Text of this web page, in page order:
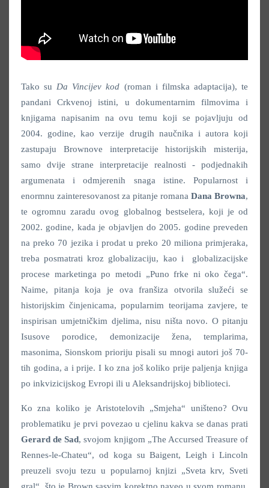
Tako su Da Vincijev kod (roman i filmska adaptacija), te
pandani Crkvenoj istini, u dokumentarnim filmovima i
knjigama napisanim na ovu temu koji se pojavljuju od
2004. godine, kao verzije drugih naučnika i autora koji
zastupaju Brownove interpretacije historijskih misterija,
samo dvije strane interpretacije realnosti - podjednakih
argumenata i odmjerenih snaga istine. Popularnost i
enormnu zainteresovanost za pitanje romana Dana Browna,
te ogromnu zaradu ovog globalnog bestselera, koji je od
2002. godine, kada je objavljen do 2005. godine preveden
na preko 70 jezika i prodat u preko 20 miliona primjeraka,
treba posmatrati kroz globalizaciju, kao i globalizacijske
procese marketinga po metodi „Puno frke ni oko čega“.
Naime, pitanja koja je ova franšiza otvorila služeći se
historijskim činjenicama, popularnim teorijama zavjere, te
inspirisan umjetničkim djelima, nisu ništa novo. O pitanju
Isusove porodice, demonizacije žena, templarima,
masonima, Sionskom prioriju pisali su mnogi autori još 70-
tih godina, a i prije. I ko zna još koliko prije paljenja knjiga
po inkvizicijskog Evropi ili u Aleksandrijskoj biblioteci.
Ko zna koliko je Aristotelovih „Smjeha“ uništeno? Ovu
problematiku je prvi povezao u cjelinu kakva se danas prati
Gerard de Sad, svojom knjigom „The Accursed Treasure of
Rennes-le-Chateu“, od koga su Baigent, Leigh i Lincoln
preuzeli svoju tezu u popularnoj knjizi „Sveta krv, Sveti
gral“, što je Brown sasvim korektno naveo u svom romanu,